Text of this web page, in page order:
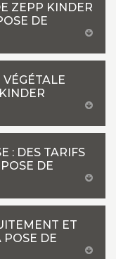
ZEPP KINDER
DE
: DES TARIFS
DE
ET
POSE DE